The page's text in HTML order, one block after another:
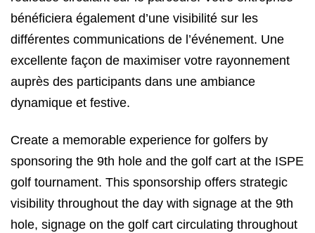
bénéficiera également d’une visibilité sur les
différentes communications de l’événement. Une
excellente façon de maximiser votre rayonnement
auprès des participants dans une ambiance
dynamique et festive.
Create a memorable experience for golfers by
sponsoring the 9th hole and the golf cart at the ISPE
golf tournament. This sponsorship offers strategic
visibility throughout the day with signage at the 9th
hole, signage on the golf cart circulating throughout